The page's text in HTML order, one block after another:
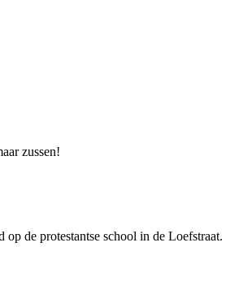
zussen!
de protestantse school in de Loefstraat.